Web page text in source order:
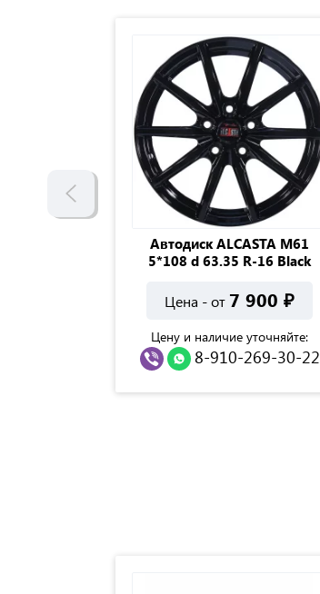
Автодиск ALCASTA M61
5*108 d 63.35 R-16 Black
Цена - от 7 900 ₽
Цену и наличие уточняйте:
8-910-269-30-22